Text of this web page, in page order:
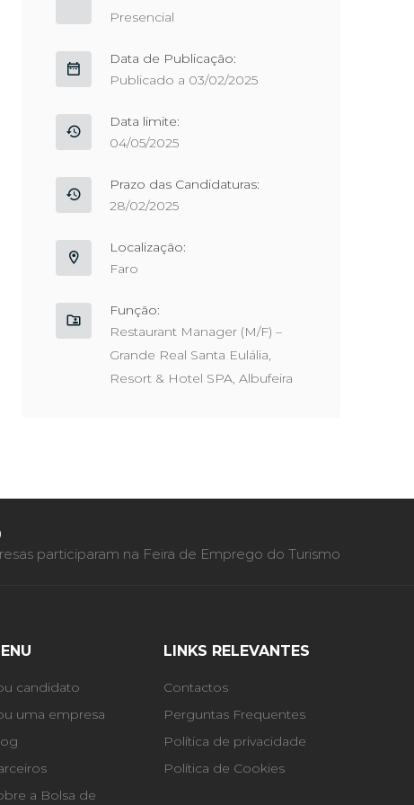
Presencial
Data de Publicação:
Publicado a 03/02/2025
Data limite:
04/05/2025
Prazo das Candidaturas:
28/02/2025
Localização:
Faro
Função:
Restaurant Manager (M/F) –
Grande Real Santa Eulália,
Resort & Hotel SPA, Albufeira
participaram na Feira de Emprego do Turismo
candidato
uma empresa
a Bolsa de
LINKS RELEVANTES
Contactos
Perguntas Frequentes
Política de privacidade
Política de Cookies